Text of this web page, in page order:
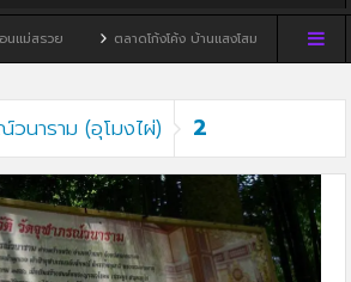
ม่สรวย ตลาดโก้งโค้ง บ้านแสงโสม ทิวผาคาเฟ่
นาราม (อุโมงไผ่) 2